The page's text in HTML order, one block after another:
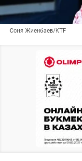
Соня Жиенбаев/KTF